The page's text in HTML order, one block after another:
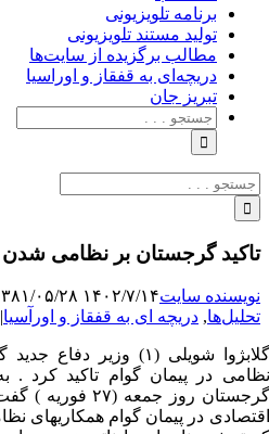
برنامه‌ تلویزیونی
تولید مستند تلویزیونی
مطالب برگزیده از سایت‌ها
دریچه‌ای به قفقاز و اوراسیا
تبریزِ جان
جستجو
برای:
جستجو
برای:
تاکید گرجستان بر نظامی شدن
نویسنده سایت۱۴۰۲/۷/۱۴ ۱۲:۴۰:۲۷ ۱۳۸۱/۰۵/
تحلیل‌ها, دریچه ای به قفقاز و اورآسیا|
گلابژوا شویلی (۱) وزیر
نظامی در پیمان گوام تاکید کرد .
گرجستان روز
اقتصادی در پیمان گوام همکاریهای